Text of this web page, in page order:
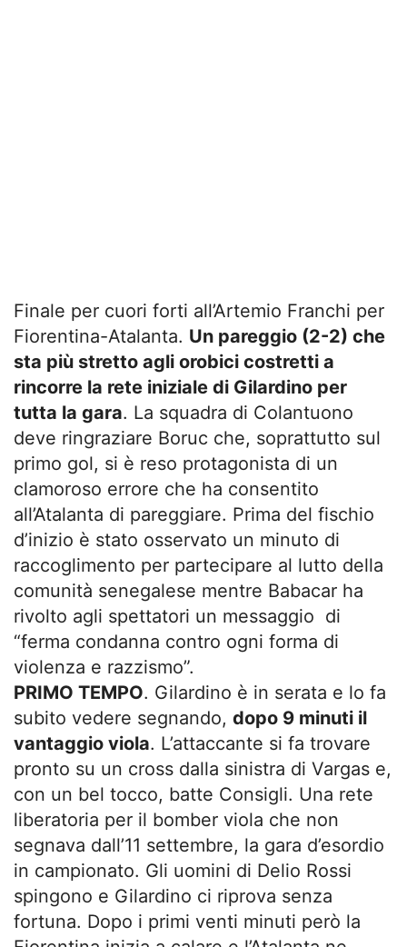
Finale per cuori forti all’Artemio Franchi per
Fiorentina-Atalanta. Un pareggio (2-2) che
sta più stretto agli orobici costretti a
rincorre la rete iniziale di Gilardino per
tutta la gara. La squadra di Colantuono
deve ringraziare Boruc che, soprattutto sul
primo gol, si è reso protagonista di un
clamoroso errore che ha consentito
all’Atalanta di pareggiare. Prima del fischio
d’inizio è stato osservato un minuto di
raccoglimento per partecipare al lutto della
comunità senegalese mentre Babacar ha
rivolto agli spettatori un messaggio di
“ferma condanna contro ogni forma di
violenza e razzismo”.
PRIMO TEMPO. Gilardino è in serata e lo fa
subito vedere segnando, dopo 9 minuti il
vantaggio viola. L’attaccante si fa trovare
pronto su un cross dalla sinistra di Vargas e,
con un bel tocco, batte Consigli. Una rete
liberatoria per il bomber viola che non
segnava dall’11 settembre, la gara d’esordio
in campionato. Gli uomini di Delio Rossi
spingono e Gilardino ci riprova senza
fortuna. Dopo i primi venti minuti però la